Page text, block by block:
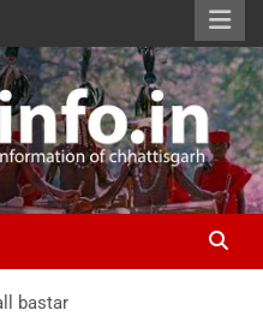
bastar